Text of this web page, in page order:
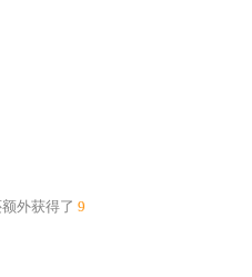
额外获得了 9